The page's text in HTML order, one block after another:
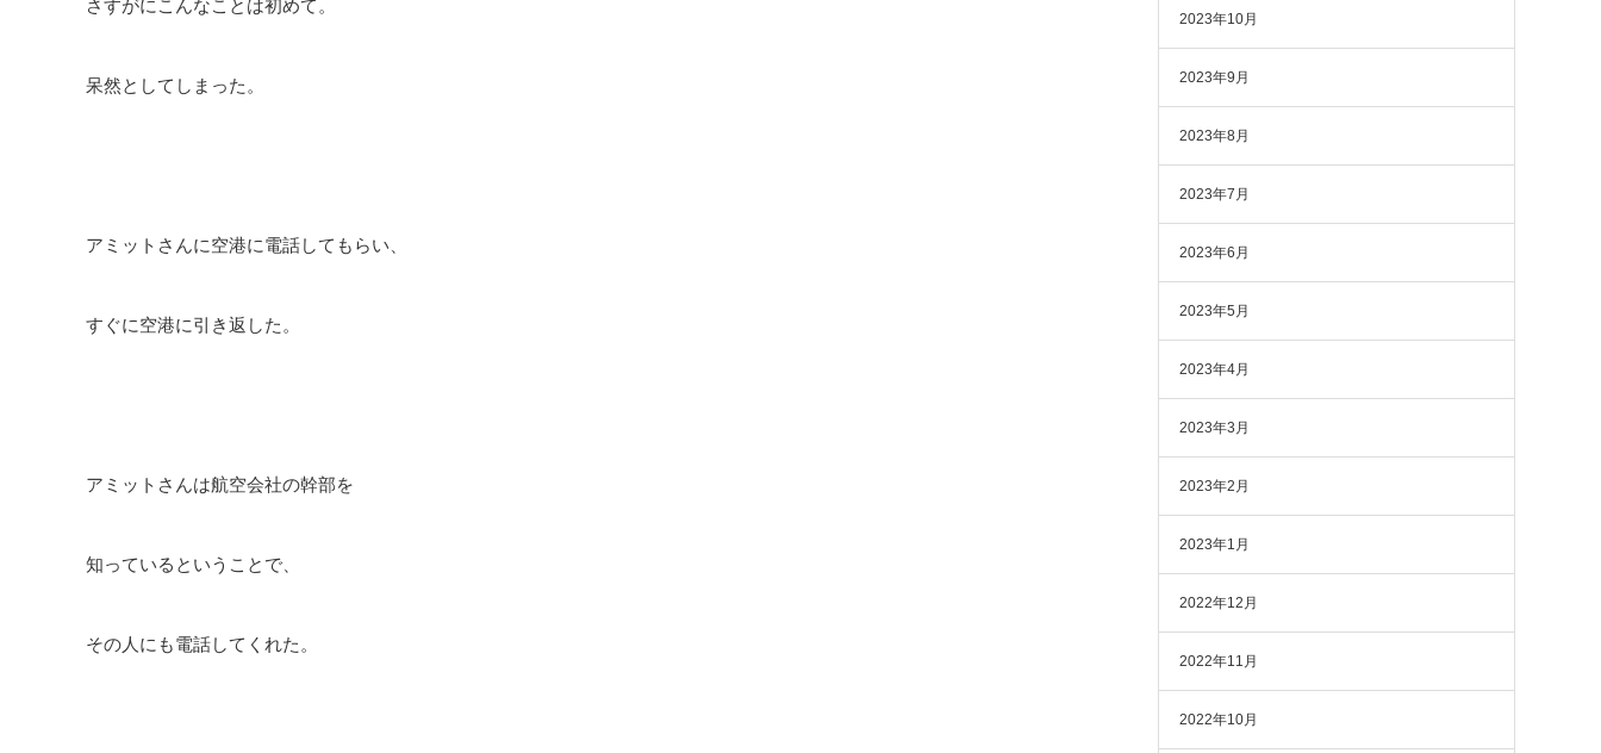
さすがにこんなことは初めて。
呆然としてしまった。
アミットさんに空港に電話してもらい、
すぐに空港に引き返した。
アミットさんは航空会社の幹部を
知っているということで、
その人にも電話してくれた。
2023年10月
2023年9月
2023年8月
2023年7月
2023年6月
2023年5月
2023年4月
2023年3月
2023年2月
2023年1月
2022年12月
2022年11月
2022年10月